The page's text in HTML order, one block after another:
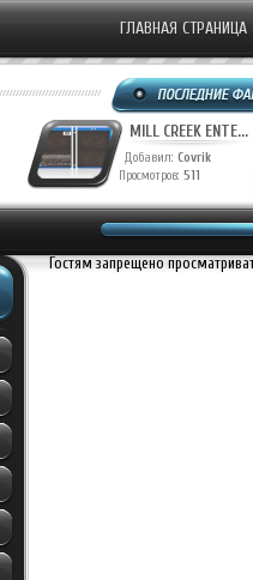
ГЛАВНАЯ СТРАНИЦА
MILL CREEK ENTE...
Добавил: Covrik
Просмотров: 511
Гостям запрещено